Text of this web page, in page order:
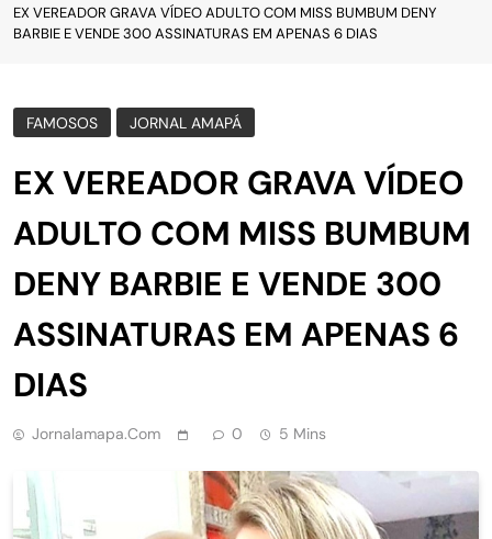
EX VEREADOR GRAVA VÍDEO ADULTO COM MISS BUMBUM DENY
BARBIE E VENDE 300 ASSINATURAS EM APENAS 6 DIAS
FAMOSOS JORNAL AMAPÁ
EX VEREADOR GRAVA VÍDEO
ADULTO COM MISS BUMBUM
DENY BARBIE E VENDE 300
ASSINATURAS EM APENAS 6
DIAS
Jornalamapa.com 0 5 Mins